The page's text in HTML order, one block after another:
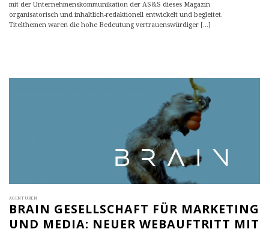
mit der Unternehmenskommunikation der AS&S dieses Magazin
organisatorisch und inhaltlich-redaktionell entwickelt und begleitet.
Titelthemen waren die hohe Bedeutung vertrauenswürdiger [...]
AGENTUREN
BRAIN GESELLSCHAFT FÜR MARKETING
UND MEDIA: NEUER WEBAUFTRITT MIT